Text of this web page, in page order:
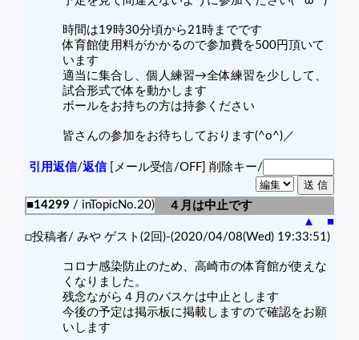
時間は19時30分頃から21時までです
体育館使用料がかかるので参加費を500円頂いて
います
適当に集合し、個人練習→全体練習を少しして、
試合形式で体を動かします
ボールをお持ちの方は持参ください
皆さんの参加をお待ちしております(^o^)／
引用返信/返信[メール受信/OFF] 削除キー/
■14299 / inTopicNo.20)
４月は中止です
▲
■
□投稿者/ みや ゲスト(2回)-(2020/04/08(Wed) 19:33:51)
コロナ感染防止のため、高崎市の体育館が使えな
くなりました。
残念ながら４月のバスケは中止とします
今後の予定は掲示板に掲載しますので確認をお願
いします